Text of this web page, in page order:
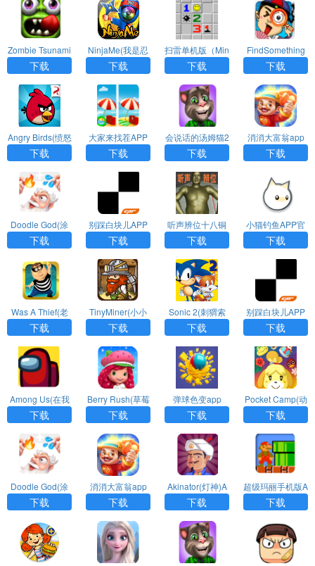
Zombie Tsunami
(僵尸尖叫)APP
下载
NinjaMe(我是忍
者)APP
下载
扫雷单机版（Min
esweeper）
下载
FindSomething
(找你妹)APP
下载
Angry Birds(愤怒
的小鸟)APP中文
版
下载
大家来找茬APP
下载
会说话的汤姆猫2
APP
下载
消消大富翁app
下载
Doodle God(涂
鸦上帝)APP最新
版
下载
别踩白块儿APP
最新版
下载
听声辨位十八铜
人阵app
下载
小猫钓鱼APP官
方版
下载
Was A Thief(老
爸曾是小偷)APP
下载
TinyMiner(小小
矿工)APP官方版
下载
Sonic 2(刺猬索
尼克)APP
下载
别踩白块儿APP
最新版
下载
Among Us(在我
们之间)APP
下载
Berry Rush(草莓
公主甜心)APP
下载
弹球色变app
下载
Pocket Camp(动
物之森)中文版
下载
Doodle God(涂
鸦上帝)APP最新
版
下载
消消大富翁app
下载
Akinator(灯神)A
PP
下载
超级玛丽手机版A
PP
下载